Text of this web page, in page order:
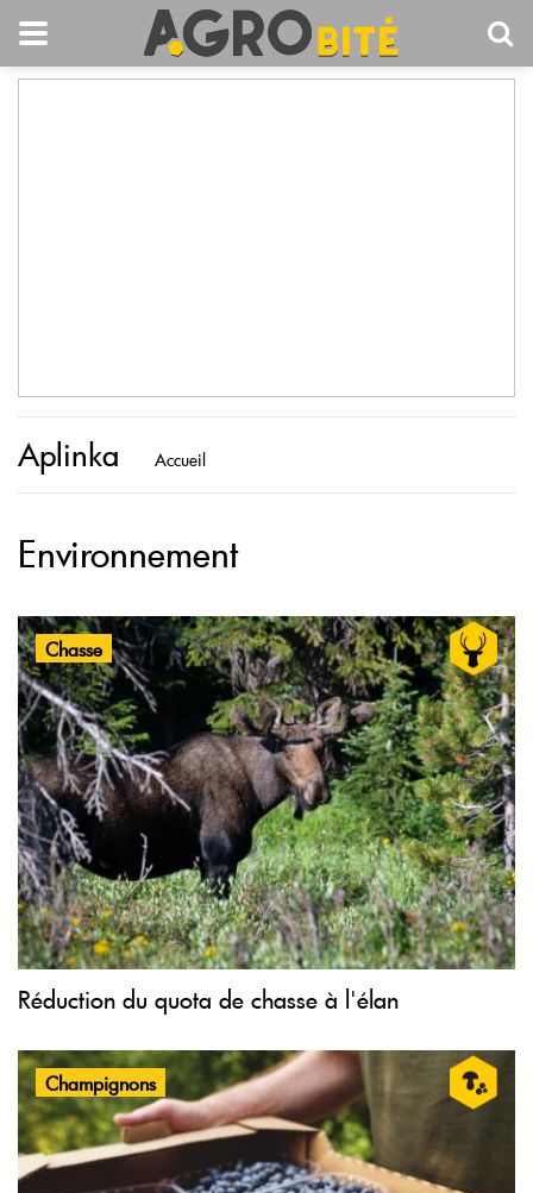
Aplinka Accueil
Environnement
Chasse
Réduction du quota de chasse à l'élan
Champignons